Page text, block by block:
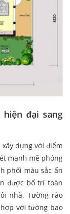
đại sang
xây dựng với điểm
mạnh mẽ phóng
phối màu sắc ấn
được bố trí toàn
nhà. Tường rào
với tường bao